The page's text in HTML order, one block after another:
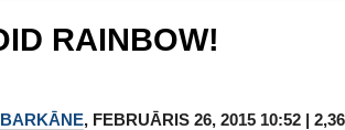
RAINBOW!
, FEBRUĀRIS 26, 2015 10:52 |